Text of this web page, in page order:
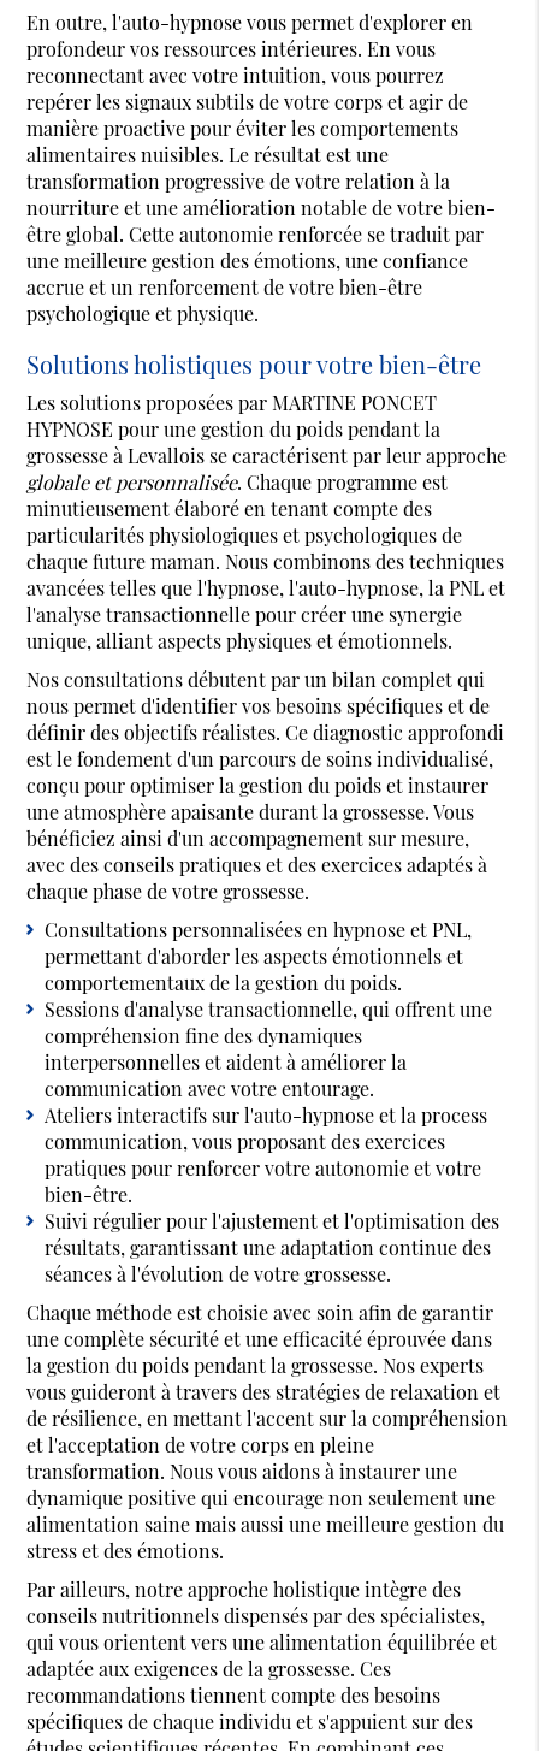
En outre, l'auto-hypnose vous permet d'explorer en
profondeur vos ressources intérieures. En vous
reconnectant avec votre intuition, vous pourrez
repérer les signaux subtils de votre corps et agir de
manière proactive pour éviter les comportements
alimentaires nuisibles. Le résultat est une
transformation progressive de votre relation à la
nourriture et une amélioration notable de votre bien-
être global. Cette autonomie renforcée se traduit par
une meilleure gestion des émotions, une confiance
accrue et un renforcement de votre bien-être
psychologique et physique.
Solutions holistiques pour votre bien-être
Les solutions proposées par MARTINE PONCET
HYPNOSE pour une gestion du poids pendant la
grossesse à Levallois se caractérisent par leur approche
globale et personnalisée. Chaque programme est
minutieusement élaboré en tenant compte des
particularités physiologiques et psychologiques de
chaque future maman. Nous combinons des techniques
avancées telles que l'hypnose, l'auto-hypnose, la PNL et
l'analyse transactionnelle pour créer une synergie
unique, alliant aspects physiques et émotionnels.
Nos consultations débutent par un bilan complet qui
nous permet d'identifier vos besoins spécifiques et de
définir des objectifs réalistes. Ce diagnostic approfondi
est le fondement d'un parcours de soins individualisé,
conçu pour optimiser la gestion du poids et instaurer
une atmosphère apaisante durant la grossesse. Vous
bénéficiez ainsi d'un accompagnement sur mesure,
avec des conseils pratiques et des exercices adaptés à
chaque phase de votre grossesse.
Consultations personnalisées en hypnose et PNL,
permettant d'aborder les aspects émotionnels et
comportementaux de la gestion du poids.
Sessions d'analyse transactionnelle, qui offrent une
compréhension fine des dynamiques
interpersonnelles et aident à améliorer la
communication avec votre entourage.
Ateliers interactifs sur l'auto-hypnose et la process
communication, vous proposant des exercices
pratiques pour renforcer votre autonomie et votre
bien-être.
Suivi régulier pour l'ajustement et l'optimisation des
résultats, garantissant une adaptation continue des
séances à l'évolution de votre grossesse.
Chaque méthode est choisie avec soin afin de garantir
une complète sécurité et une efficacité éprouvée dans
la gestion du poids pendant la grossesse. Nos experts
vous guideront à travers des stratégies de relaxation et
de résilience, en mettant l'accent sur la compréhension
et l'acceptation de votre corps en pleine
transformation. Nous vous aidons à instaurer une
dynamique positive qui encourage non seulement une
alimentation saine mais aussi une meilleure gestion du
stress et des émotions.
Par ailleurs, notre approche holistique intègre des
conseils nutritionnels dispensés par des spécialistes,
qui vous orientent vers une alimentation équilibrée et
adaptée aux exigences de la grossesse. Ces
recommandations tiennent compte des besoins
spécifiques de chaque individu et s'appuient sur des